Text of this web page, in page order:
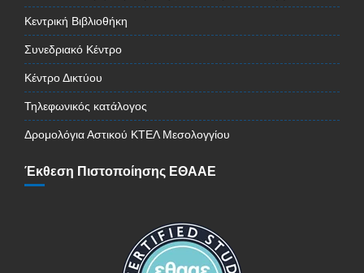
Κεντρική Βιβλιοθήκη
Συνεδριακό Κέντρο
Κέντρο Δικτύου
Τηλεφωνικός κατάλογος
Δρομολόγια Αστικού ΚΤΕΛ Μεσολογγίου
Έκθεση Πιστοποίησης ΕΘΑΑΕ